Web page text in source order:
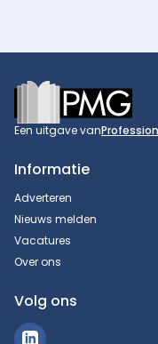
Footer
Een uitgave van
Informatie
Adverteren
Nieuws melden
Vacatures
Over ons
Volg ons